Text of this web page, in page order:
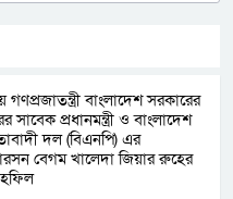
গণপ্রজাতন্ত্রী বাংলাদেশ সরকারের
সাবেক প্রধানমন্ত্রী ও বাংলাদেশ
দল (বিএনপি) এর
বেগম খালেদা জিয়ার রুহের